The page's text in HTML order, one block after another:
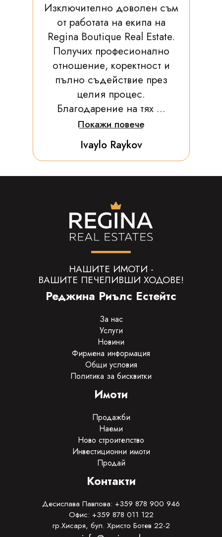
Изключително доволен съм
от работата на екипа на
Regina Boutique Real Estate.
Получих професионално
отношение, коректност и
пълно съдействие през
целия процес.
Благодарение на тях ...
Покажи повече
Ivaylo Raykov
НАШИТЕ ИМОТИ -
ВАШИТЕ ПЕЧЕЛИВШИ ХОДОВЕ!
Реджина Риълс Естейтс
За нас
Услуги
Новини
Фирмена информация
Общи условия
Политика за бисквитки
Имоти
Продажби
Наеми
Ново строителство
Инвестиционни имоти
Продай
Контакти
Десислава Павлова: +359 878 900 946
Офис: +359 878 011 122
гр.Хисаря, бул. Христо Ботев 22-2